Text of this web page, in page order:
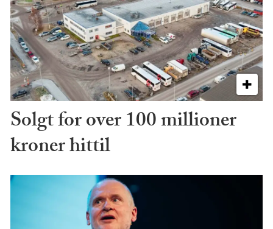
Solgt for over 100 millioner
kroner hittil